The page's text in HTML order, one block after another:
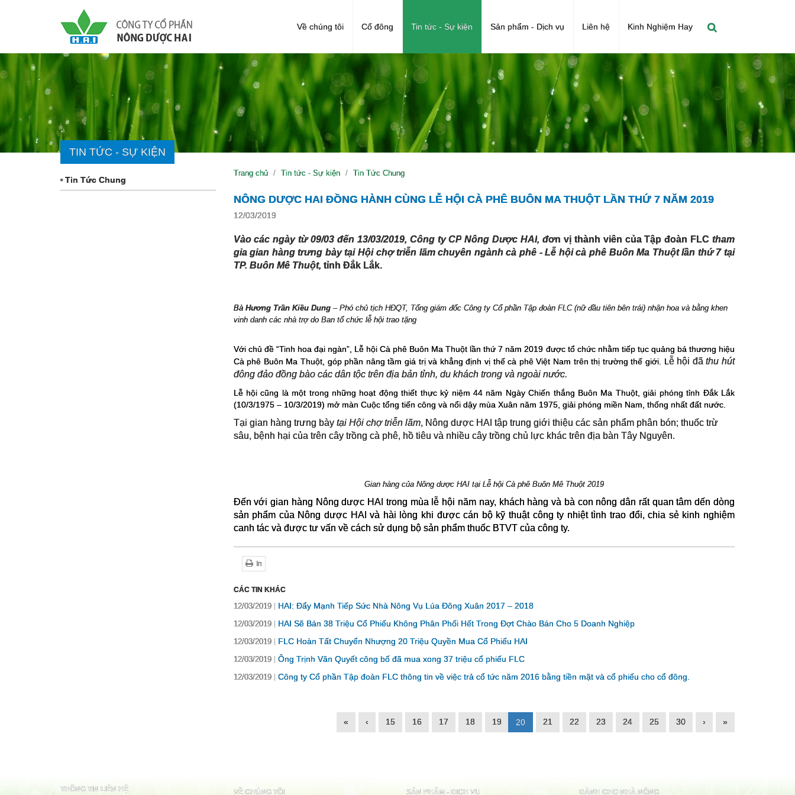
Về chúng tôi Cổ đông Tin tức - Sự kiện Sản phẩm - Dịch vụ Liên hệ Kinh Nghiệm Hay
TIN TỨC - SỰ KIỆN
Tin Tức Chung
Trang chủ Tin tức - Sự kiện Tin Tức Chung
NÔNG DƯỢC HAI ĐỒNG HÀNH CÙNG LỄ HỘI CÀ PHÊ BUÔN MA THUỘT LẦN THỨ 7 NĂM 2019
12/03/2019
Vàocácngàytừ 09/03 đến 13/03/2019, Công tyCP Nông Dược HAI, đơn vị thành viên của Tập đoàn FLC tham
gia gian hàng trưng bày tại Hội chợ triễn lãm chuyên ngành cà phê -Lễ hộicà phê Buôn Ma Thuột lần thứ 7 tại
TP. Buôn Mê Thuột, tỉnh Đắk Lắk.
Bà Hương Trần Kiều Dung– Phó chủ tịch HĐQT, Tổng giám đốc Công ty Cổ phần Tập đoàn FLC (nữ đầu tiên bên trái) nhận hoa và bằng khen
vinh danh các nhà trợ do Ban tổ chức lễ hội trao tặng
Với chủ đề “Tinh hoa đại ngàn”, Lễ hội Cà phê Buôn Ma Thuột lần thứ 7 năm 2019 được tổ chức nhằm tiếp tục quảng bá thương hiệu
Cà phê Buôn Ma Thuột, góp phần nâng tầm giá trị và khẳng định vị thế cà phê Việt Nam trên thị trường thế giới. Lễ hội đãthu hút
đông đảo đồng bào các dân tộc trên địa bản tỉnh, du khách trong và ngoài nước.
Lễ hội cũng là một trong những hoạt động thiết thực kỷ niệm 44 năm Ngày Chiến thắng Buôn Ma Thuột, giải phóng tỉnh Đắk Lắk
(10/3/1975 – 10/3/2019) mở màn Cuộc tổng tiến công và nổi dậy mùa Xuân năm 1975, giải phóng miền Nam, thống nhất đất nước.
Tại gian hàng trưng bày tại Hội chợ triễn lãm, Nông dược HAI tập trung giới thiệu các sản phẩm phân bón; thuốc trừ
sâu, bệnh hại của trên cây trồng cà phê, hồ tiêu và nhiều cây trồng chủ lực khác trên địa bàn Tây Nguyên.
Gian hàng của Nông dược HAI tại Lễ hội Cà phê Buôn Mê Thuột 2019
Đến với gian hàng Nông dược HAI trong mùa lễ hội năm nay, khách hàng và bà con nông dân rất quan tâm dến dòng
sản phẩm của Nông dược HAI và hài lòng khi được cán bộ kỹ thuật công ty nhiệt tình trao đổi, chia sẻ kinh nghiệm
canh tác và được tư vấn về cách sử dụng bộ sản phẩm thuốc BTVT của công ty.
In
CÁC TIN KHÁC
12/03/2019 HAI: Đẩy Mạnh Tiếp Sức Nhà Nông Vụ Lúa Đông Xuân 2017 – 2018
12/03/2019 HAI Sẽ Bán 38 Triệu Cổ Phiếu Không Phân Phối Hết Trong Đợt Chào Bán Cho 5 Doanh Nghiệp
12/03/2019 FLC Hoàn Tất Chuyển Nhượng 20 Triệu Quyền Mua Cổ Phiếu HAI
12/03/2019 Ông Trịnh Văn Quyết công bố đã mua xong 37 triệu cổ phiếu FLC
12/03/2019 Công ty Cổ phần Tập đoàn FLC thông tin về việc trả cổ tức năm 2016 bằng tiền mặt và cổ phiếu cho cổ đông.
« ‹ 15 16 17 18 19 20 21 22 23 24 25 30 › »
THÔNG TIN LIÊN HỆ VỀ CHÚNG TÔI SẢN PHẨM - DỊCH VỤ DÀNH CHO NHÀ NÔNG